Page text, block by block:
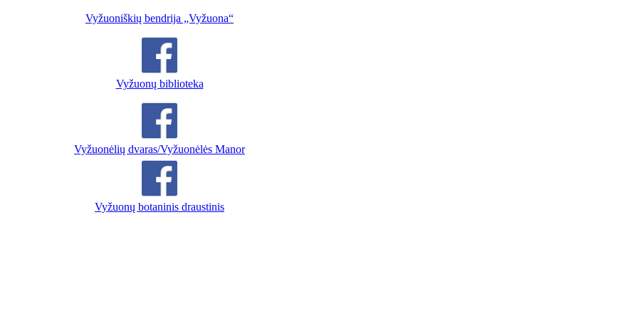
Vyžuoniškių bendrija „Vyžuona“
Vyžuonų biblioteka
Vyžuonėlių dvaras/Vyžuonėlės Manor
Vyžuonų botaninis draustinis